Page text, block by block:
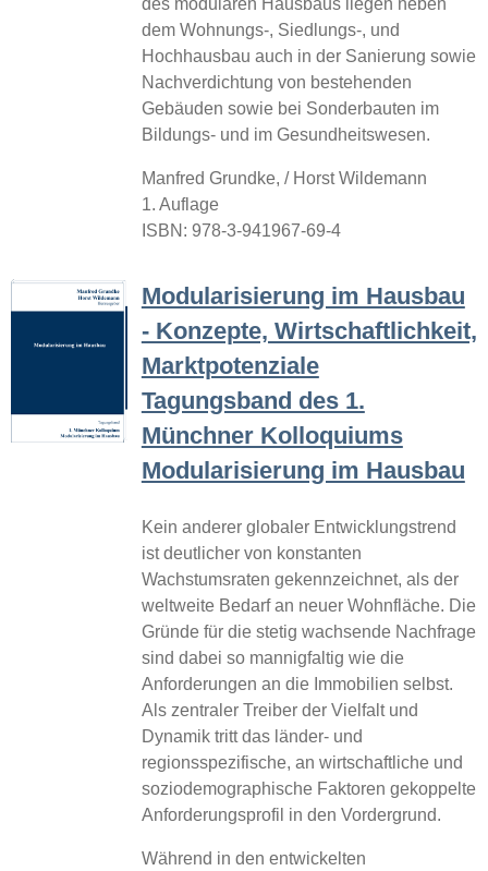
des modularen Hausbaus liegen neben
dem Wohnungs-, Siedlungs-, und
Hochhausbau auch in der Sanierung sowie
Nachverdichtung von bestehenden
Gebäuden sowie bei Sonderbauten im
Bildungs- und im Gesundheitswesen.
Manfred Grundke, / Horst Wildemann
1. Auflage
ISBN: 978-3-941967-69-4
Modularisierung im Hausbau
- Konzepte, Wirtschaftlichkeit,
Marktpotenziale
Tagungsband des 1.
Münchner Kolloquiums
Modularisierung im Hausbau
Kein anderer globaler Entwicklungstrend
ist deutlicher von konstanten
Wachstumsraten gekennzeichnet, als der
weltweite Bedarf an neuer Wohnfläche. Die
Gründe für die stetig wachsende Nachfrage
sind dabei so mannigfaltig wie die
Anforderungen an die Immobilien selbst.
Als zentraler Treiber der Vielfalt und
Dynamik tritt das länder- und
regionsspezifische, an wirtschaftliche und
soziodemographische Faktoren gekoppelte
Anforderungsprofil in den Vordergrund.
Während in den entwickelten